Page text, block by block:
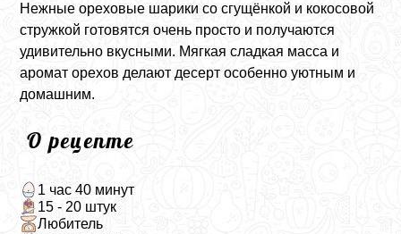
Нежные ореховые шарики со сгущёнкой и кокосовой
стружкой готовятся очень просто и получаются
удивительно вкусными. Мягкая сладкая масса и
аромат орехов делают десерт особенно уютным и
домашним.
О рецепте
1 час 40 минут
15 - 20 штук
Любитель